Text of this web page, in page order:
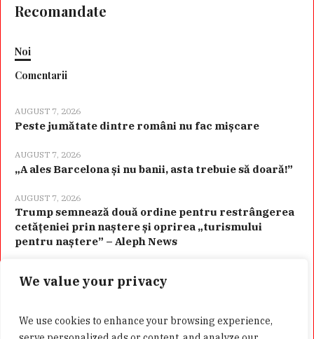
We value your privacy
We use cookies to enhance your browsing experience,
Recomandate
Noi
Comentarii
AUGUST 7, 2026
Peste jumătate dintre români nu fac mișcare
AUGUST 7, 2026
„A ales Barcelona și nu banii, asta trebuie să doară!”
AUGUST 7, 2026
Trump semnează două ordine pentru restrângerea
cetățeniei prin naștere și oprirea „turismului
pentru naștere” – Aleph News
Categorii